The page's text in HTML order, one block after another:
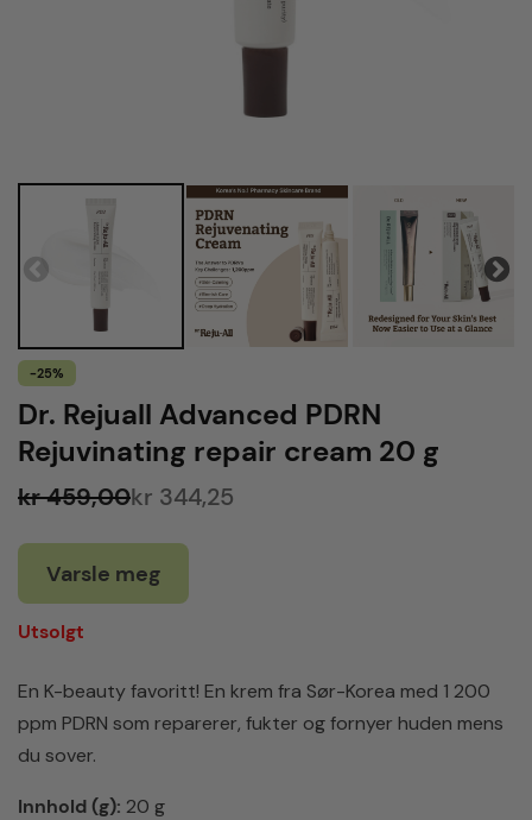
-25%
Dr. Rejuall Advanced PDRN
Rejuvinating repair cream 20 g
kr 459,00kr 344,25
Varsle meg
Utsolgt
En K-beauty favoritt! En krem fra Sør-Korea med 1 200
ppm PDRN som reparerer, fukter og fornyer huden mens
du sover.
Innhold (g): 20 g